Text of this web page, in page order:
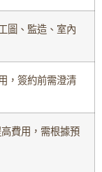
圖、監造、室內
，簽約前需澄清
費用，需根據預